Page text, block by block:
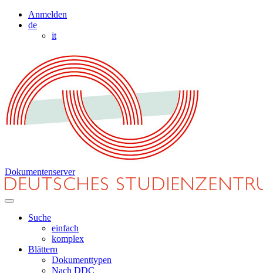
Anmelden
de
it
Dokumentenserver
Suche
einfach
komplex
Blättern
Dokumenttypen
Nach DDC